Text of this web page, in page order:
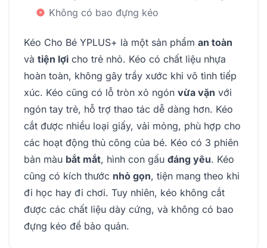
Không có bao đựng kéo
Kéo Cho Bé YPLUS+ là một sản phẩm an toàn
và tiện lợi cho trẻ nhỏ. Kéo có chất liệu nhựa
hoàn toàn, không gây trầy xước khi vô tình tiếp
xúc. Kéo cũng có lỗ tròn xỏ ngón vừa vặn với
ngón tay trẻ, hỗ trợ thao tác dễ dàng hơn. Kéo
cắt được nhiều loại giấy, vải mỏng, phù hợp cho
các hoạt động thủ công của bé. Kéo có 3 phiên
bản màu bắt mắt, hình con gấu đáng yêu. Kéo
cũng có kích thước nhỏ gọn, tiện mang theo khi
đi học hay đi chơi. Tuy nhiên, kéo không cắt
được các chất liệu dày cứng, và không có bao
đựng kéo để bảo quản.